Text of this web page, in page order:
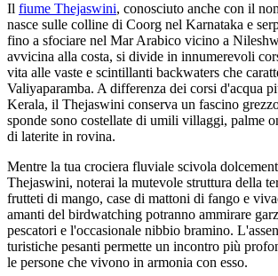
Il fiume Thejaswini, conosciuto anche con il
nasce sulle colline di Coorg nel Karnataka e
fino a sfociare nel Mar Arabico vicino a
avvicina alla costa, si divide in innumerevoli
vita alle vaste e scintillanti backwaters che
Valiyaparamba. A differenza dei corsi d'acqua
Kerala, il Thejaswini conserva un fascino
sponde sono costellate di umili villaggi, palme
di laterite in rovina.
Mentre la tua crociera fluviale scivola
Thejaswini, noterai la mutevole struttura della
frutteti di mango, case di mattoni di fango e
amanti del birdwatching potranno ammirare
pescatori e l'occasionale nibbio bramino.
turistiche pesanti permette un incontro più
le persone che vivono in armonia con esso.